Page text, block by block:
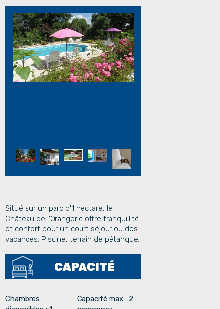
Situé sur un parc d'1 hectare, le
Château de l'Orangerie offre tranquillité
et confort pour un court séjour ou des
vacances. Piscine, terrain de pétanque.
CAPACITÉ
Chambres
Capacité max : 2